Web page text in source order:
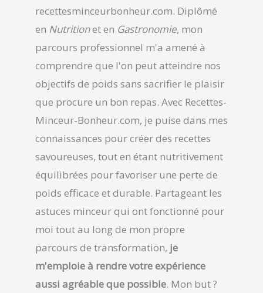
recettesminceurbonheur.com. Diplômé
en Nutritionet en Gastronomie, mon
parcours professionnel m'a amené à
comprendre que l'on peut atteindre nos
objectifs de poids sans sacrifier le plaisir
que procure un bon repas. Avec Recettes-
Minceur-Bonheur.com, je puise dans mes
connaissances pour créer des recettes
savoureuses, tout en étant nutritivement
équilibrées pour favoriser une perte de
poids efficace et durable. Partageant les
astuces minceur qui ont fonctionné pour
moi tout au long de mon propre
parcours de transformation, je
m'emploie à rendre votre expérience
aussi agréable que possible. Mon but ?